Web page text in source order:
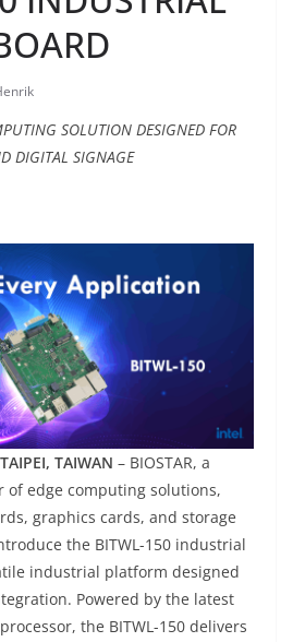
SOLUTION DESIGNED FOR
DIGITAL SIGNAGE
TAIWAN – BIOSTAR, a
of edge computing solutions,
graphics cards, and storage
the BITWL-150 industrial
industrial platform designed
Powered by the latest
the BITWL-150 delivers